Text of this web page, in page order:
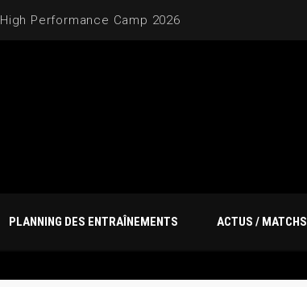
PLANNING DES ENTRAÎNEMENTS ACTUS / MATCHS